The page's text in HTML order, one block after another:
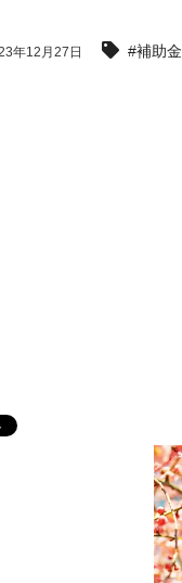
年12月27日 #補助金